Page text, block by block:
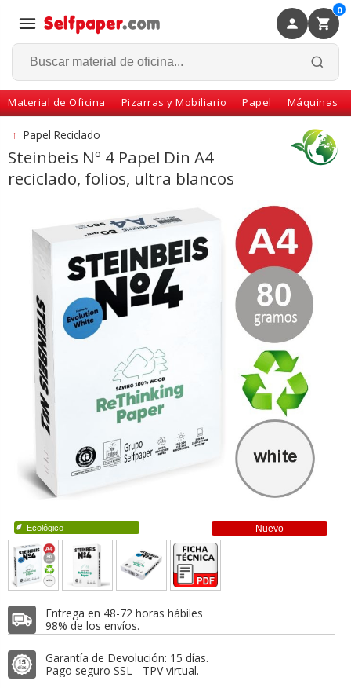
0
Material de Oficina Pizarras y Mobiliario Papel Máquinas
Volver
↑ Papel Reciclado
Steinbeis Nº 4 Papel Din A4
reciclado, folios, ultra blancos
Ecológico Nuevo
Entrega en 48-72 horas hábiles
98% de los envíos.
Garantía de Devolución: 15 días.
Pago seguro SSL - TPV virtual.